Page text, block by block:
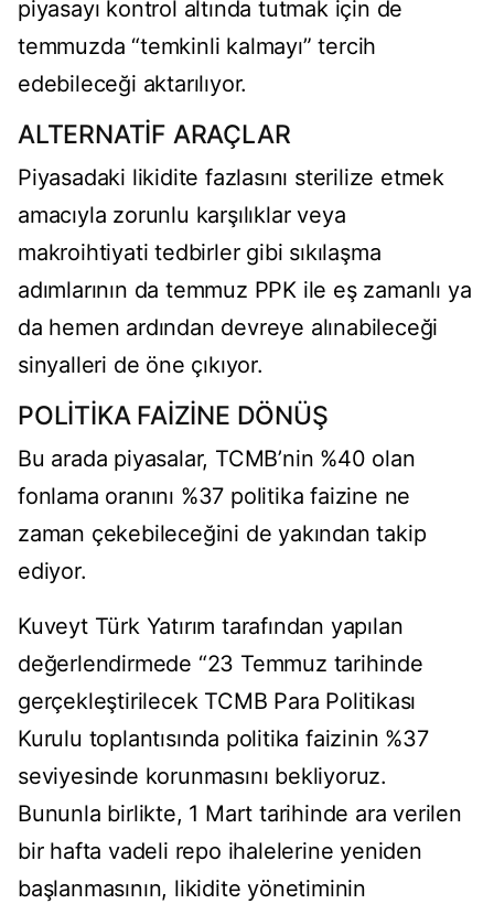
piyasayı kontrol altında tutmak için de
temmuzda “temkinli kalmayı” tercih
edebileceği aktarılıyor.
ALTERNATİF ARAÇLAR
Piyasadaki likidite fazlasını sterilize etmek
amacıyla zorunlu karşılıklar veya
makroihtiyati tedbirler gibi sıkılaşma
adımlarının da temmuz PPK ile eş zamanlı ya
da hemen ardından devreye alınabileceği
sinyalleri de öne çıkıyor.
POLİTİKA FAİZİNE DÖNÜŞ
Bu arada piyasalar, TCMB’nin %40 olan
fonlama oranını %37 politika faizine ne
zaman çekebileceğini de yakından takip
ediyor.
Kuveyt Türk Yatırım tarafından yapılan
değerlendirmede “23 Temmuz tarihinde
gerçekleştirilecek TCMB Para Politikası
Kurulu toplantısında politika faizinin %37
seviyesinde korunmasını bekliyoruz.
Bununla birlikte, 1 Mart tarihinde ara verilen
bir hafta vadeli repo ihalelerine yeniden
başlanmasının, likidite yönetiminin